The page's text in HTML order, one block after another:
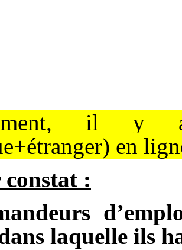
il
en
:
laquelle ils